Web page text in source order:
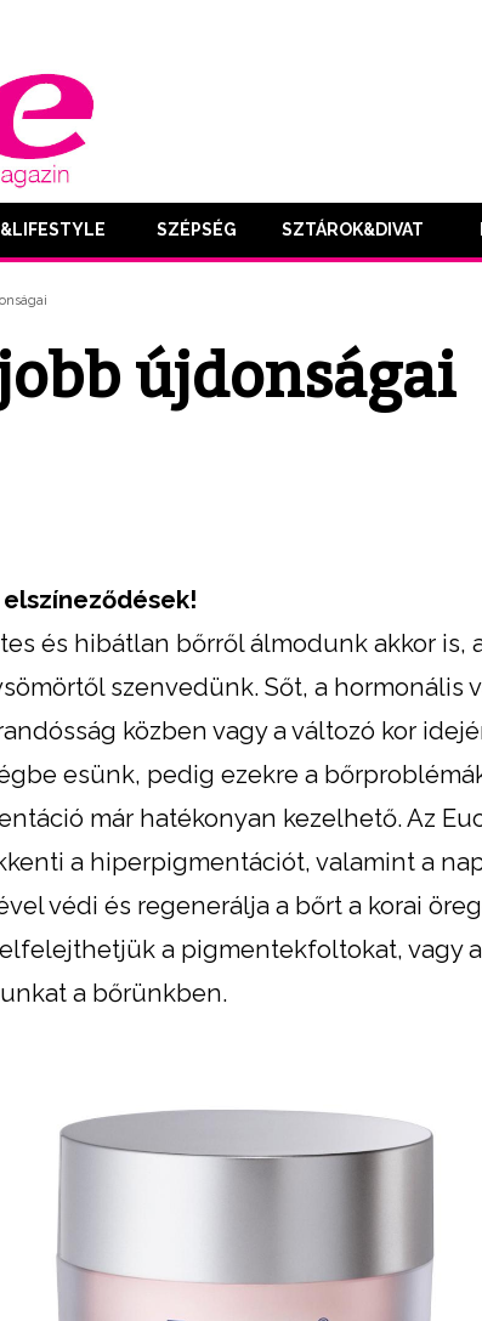
SZÉPSÉG SZTÁROK&DIVAT
újdonságai
és hibátlan bőrről álmodunk akkor is,
szenvedünk. Sőt, a hormonális
közben vagy a változó kor
esünk, pedig ezekre a
már hatékonyan kezelhető. Az
a hiperpigmentációt, valamint a
védi és regenerálja a bőrt a korai
a pigmentekfoltokat, vagy
a bőrünkben.